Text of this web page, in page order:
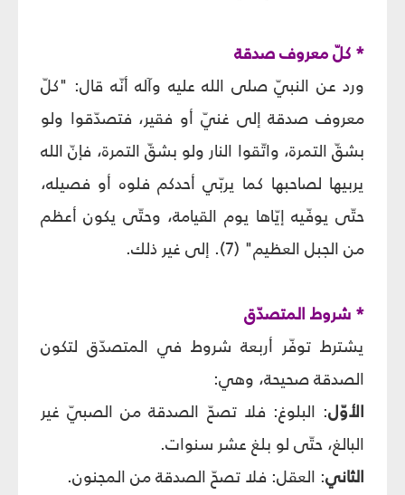
* كلّ معروف صدقة
ورد عن النبيّ صلى الله عليه وآله أنّه قال: "كلّ
معروف صدقة إلى غنيّ أو فقير، فتصدّقوا ولو
بشقّ التمرة، واتّقوا النار ولو بشقّ التمرة، فإنّ الله
يربيها لصاحبها كما يربّي أحدكم فلوه أو فصيله،
حتّى يوفّيه إيّاها يوم القيامة، وحتّى يكون أعظم
من الجبل العظيم" (7). إلى غير ذلك.
* شروط المتصدّق
يشترط توفّر أربعة شروط في المتصدّق لتكون
الصدقة صحيحة، وهي:
الأوّل: البلوغ: فلا تصحّ الصدقة من الصبيّ غير
البالغ، حتّى لو بلغ عشر سنوات.
الثاني: العقل: فلا تصحّ الصدقة من المجنون.